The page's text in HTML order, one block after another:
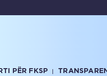
PËR FKSP